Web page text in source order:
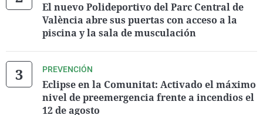
El nuevo Polideportivo del Parc Central de
València abre sus puertas con acceso a la
piscina y la sala de musculación
PREVENCIÓN
Eclipse en la Comunitat: Activado el máximo
nivel de preemergencia frente a incendios el
12 de agosto